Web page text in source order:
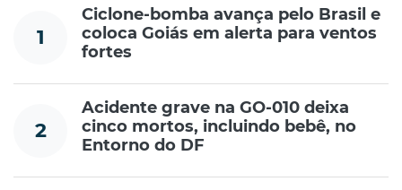
1
Ciclone-bomba avança pelo Brasil e
coloca Goiás em alerta para ventos
fortes
2
Acidente grave na GO-010 deixa
cinco mortos, incluindo bebê, no
Entorno do DF